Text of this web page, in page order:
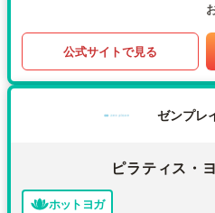
公式サイトで見る
ゼンプレ
ピラティス・
ホットヨガ